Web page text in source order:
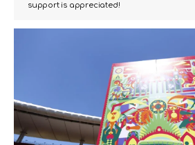
support is appreciated!